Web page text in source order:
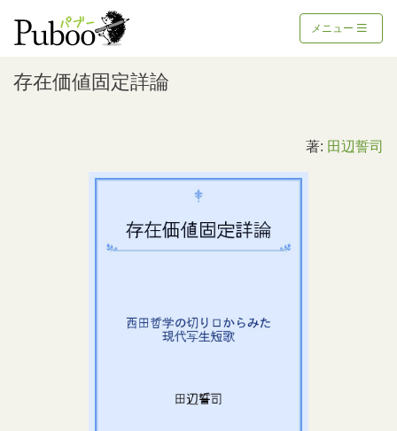
メニュー
存在価値固定詳論
著: 田辺誓司